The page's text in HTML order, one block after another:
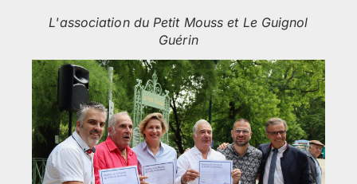
L'association du Petit Mouss et Le Guignol
Guérin